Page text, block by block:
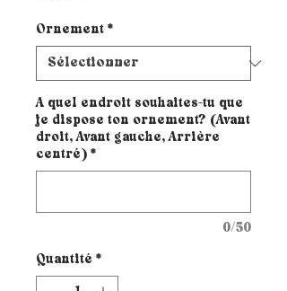
Ornement *
A quel endroit souhaites-tu que
je dispose ton ornement? (Avant
droit, Avant gauche, Arrière
centré) *
0/50
Quantité *